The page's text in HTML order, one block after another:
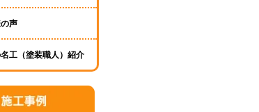
声
工（塗装職人）紹介